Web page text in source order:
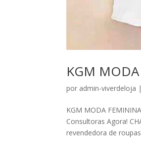
KGM
por admin-viverdeloja |
KGM MODA
Consultoras Agora!
revendedora de